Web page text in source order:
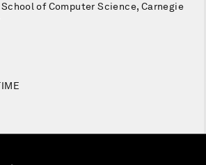
of Computer Science, Carnegie